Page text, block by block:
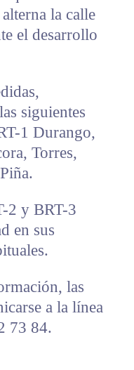
la calle
el desarrollo
siguientes
1 Durango,
Torres,
2 y BRT-3
en sus
las
a la línea
73 84.